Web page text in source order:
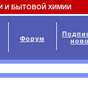
И БЫТОВОЙ ХИМИИ
Форум